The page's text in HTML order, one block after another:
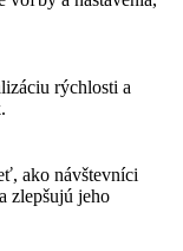
rýchlosti a
ako návštevníci
zlepšujú jeho